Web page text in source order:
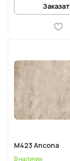
M423 Ancona
В наличии